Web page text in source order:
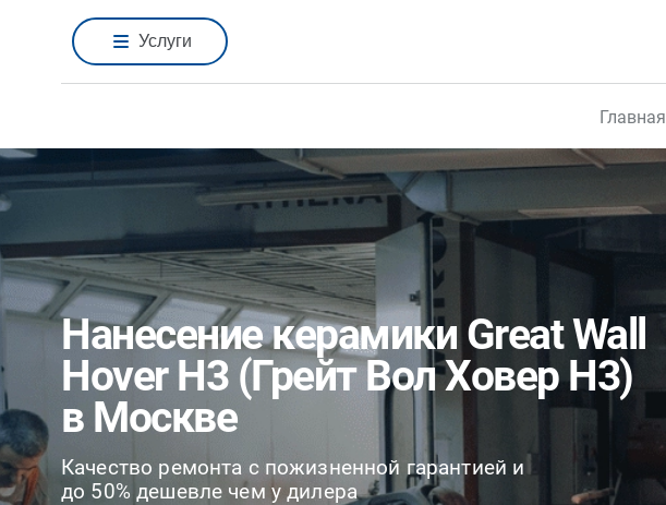
Услуги
Главная
Нанесение керамики Great Wall
Hover H3 (Грейт Вол Ховер H3)
в Москве
Качество ремонта с пожизненной гарантией и
до 50% дешевле чем у дилера